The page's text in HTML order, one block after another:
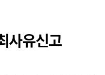
사유신고